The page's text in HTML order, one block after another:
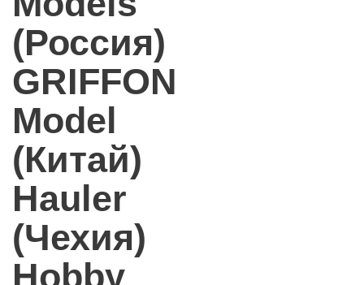
(Россия)
GRIFFON
Model
(Китай)
Hauler
(Чехия)
Hobby